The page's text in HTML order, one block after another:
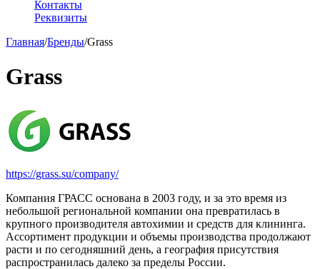
Контакты
Реквизиты
Главная/Бренды/Grass
Grass
https://grass.su/company/
Компания ГРАСС основана в 2003 году, и за это время из
небольшой региональной компании она превратилась в
крупного производителя автохимии и средств для клининга.
Ассортимент продукции и объемы производства продолжают
расти и по сегодняшний день, а география присутствия
распространилась далеко за пределы России.